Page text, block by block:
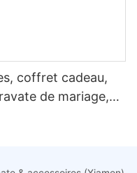
coffret cadeau,
de mariage,